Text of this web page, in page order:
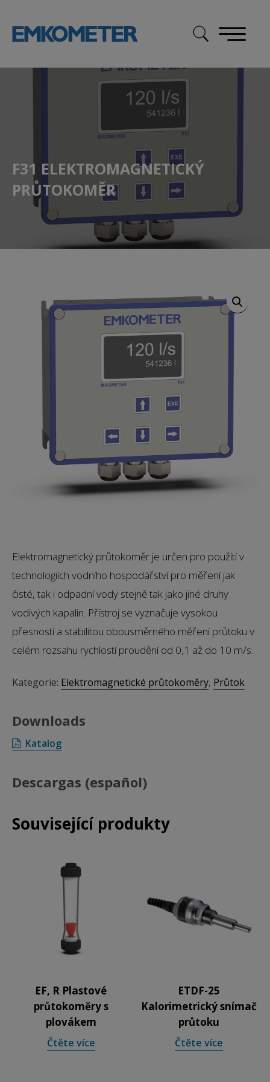
content
F31 ELEKTROMAGNETICKÝ
PRŮTOKOMĚR
Elektromagnetický průtokoměr je určen pro použití v
technologiích vodního hospodářství pro měření jak
čisté, tak i odpadní vody stejně tak jako jiné druhy
vodivých kapalin. Přístroj se vyznačuje vysokou
přesností a stabilitou obousměrného měření průtoku v
celém rozsahu rychlostí proudění od 0,1 až do 10 m/s.
Kategorie: Elektromagnetické průtokoměry, Průtok
Downloads
Katalog
Descargas (español)
Související produkty
EF, R Plastové
průtokoměry s
plovákem
Čtěte více
ETDF-25
Kalorimetrický snímač
průtoku
Čtěte více